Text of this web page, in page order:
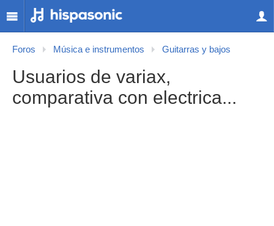
Foros Música e instrumentos Guitarras y bajos
Usuarios de variax,
comparativa con electrica...